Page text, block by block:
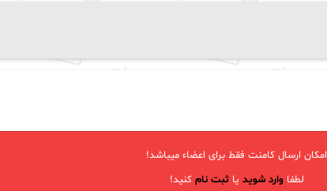
امکان ارسال کامنت فقط برای اعضاء میباشد!
لطفاوارد شوید یاثبت نام کنید!